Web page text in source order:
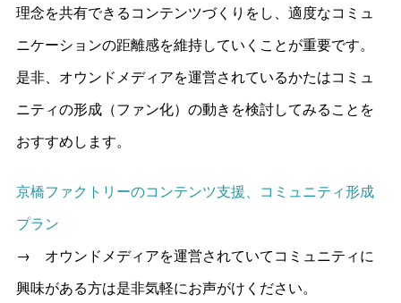
理念を共有できるコンテンツづくりをし、適度なコミュ
ニケーションの距離感を維持していくことが重要です。
是非、オウンドメディアを運営されているかたはコミュ
ニティの形成（ファン化）の動きを検討してみることを
おすすめします。
京橋ファクトリーのコンテンツ支援、コミュニティ形成
プラン
→ オウンドメディアを運営されていてコミュニティに
興味がある方は是非気軽にお声がけください。